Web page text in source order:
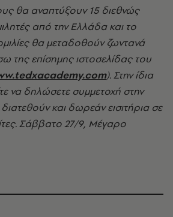
θα αναπτύξουν 15 διεθνώς
από την Ελλάδα και το
θα μεταδοθούν ζωντανά
της επίσημης ιστοσελίδας του
). Στην ίδια
να δηλώσετε συμμετοχή στην
και δωρεάν εισιτήρια σε
Σάββατο 27/9, Μέγαρο